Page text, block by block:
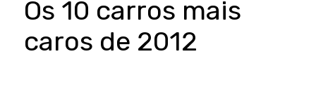
Os 10 carros mais
caros de 2012